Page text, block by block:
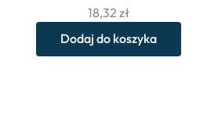
18,32 zł
Dodaj do koszyka